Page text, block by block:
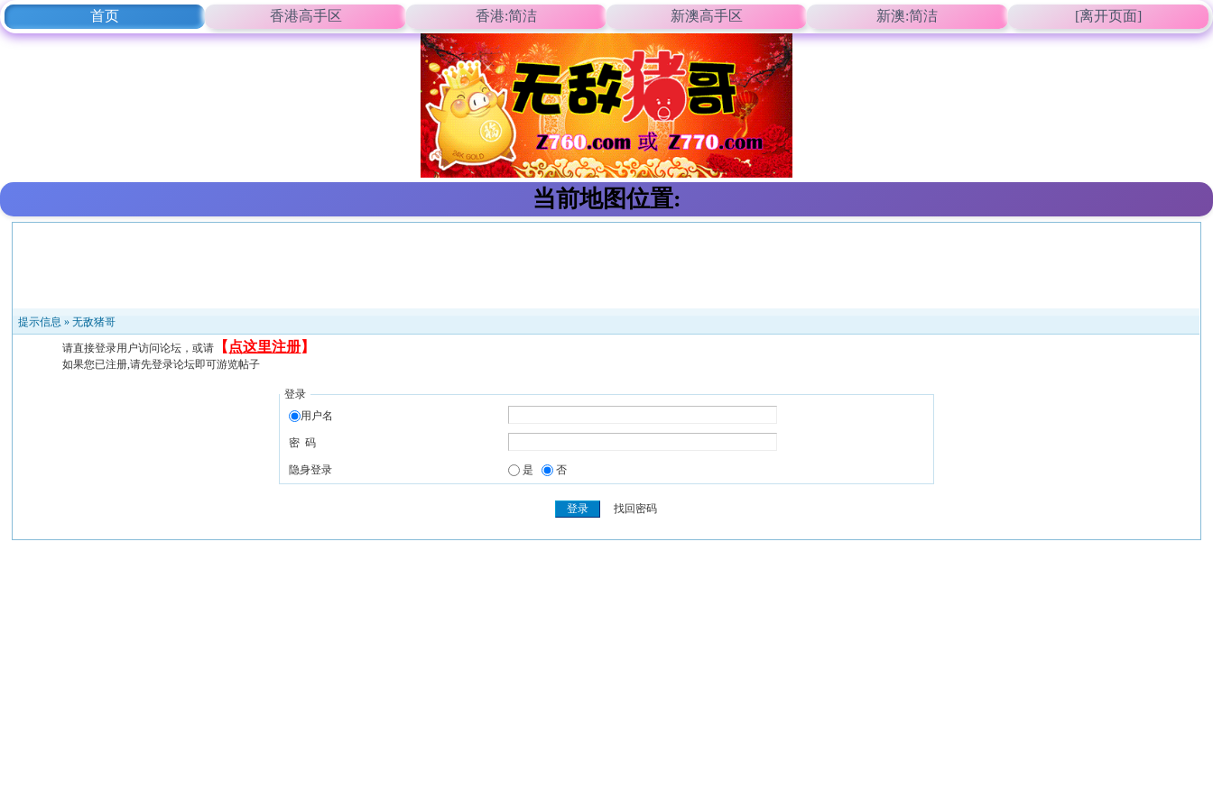
首页 香港高手区 香港:简洁 新澳高手区 新澳:简洁 [离开页面]
当前地图位置:
提示信息 »无敌猪哥
请直接登录用户访问论坛，或请 【 点这里注册】
如果您已注册,请先登录论坛即可游览帖子
登录
用户名
密 码
隐身登录 是 否
找回密码